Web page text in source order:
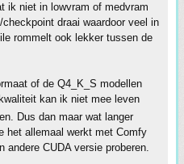
ik niet in lowvram of medvram
draai waardoor veel in
rommelt ook lekker tussen de
of de Q4_K_S modellen
kan ik niet mee leven
Dus dan maar wat langer
het allemaal werkt met Comfy
andere CUDA versie proberen.